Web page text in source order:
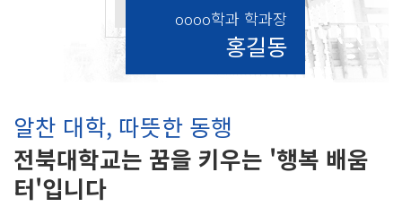
oooo학과 학과장
홍길동
알찬 대학, 따뜻한 동행
전북대학교는 꿈을 키우는 '행복 배움
터'입니다